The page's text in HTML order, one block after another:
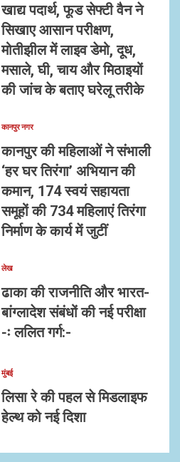
खाद्य पदार्थ, फूड सेफ्टी वैन ने
सिखाए आसान परीक्षण,
मोतीझील में लाइव डेमो, दूध,
मसाले, घी, चाय और मिठाइयों
की जांच के बताए घरेलू तरीके
कानपुर नगर
कानपुर की महिलाओं ने संभाली
‘हर घर तिरंगा’ अभियान की
कमान, 174 स्वयं सहायता
समूहों की 734 महिलाएं तिरंगा
निर्माण के कार्य में जुटीं
लेख
ढाका की राजनीति और भारत-
बांग्लादेश संबंधों की नई परीक्षा
-ः ललित गर्ग:-
मुंबई
लिसा रे की पहल से मिडलाइफ
हेल्थ को नई दिशा